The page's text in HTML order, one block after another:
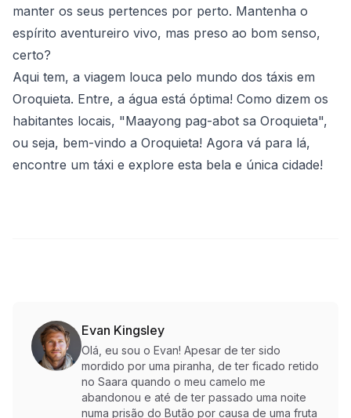
manter os seus pertences por perto. Mantenha o
espírito aventureiro vivo, mas preso ao bom senso,
certo?
Aqui tem, a viagem louca pelo mundo dos táxis em
Oroquieta. Entre, a água está óptima! Como dizem os
habitantes locais, "Maayong pag-abot sa Oroquieta",
ou seja, bem-vindo a Oroquieta! Agora vá para lá,
encontre um táxi e explore esta bela e única cidade!
Evan Kingsley
Olá, eu sou o Evan! Apesar de ter sido
mordido por uma piranha, de ter ficado retido
no Saara quando o meu camelo me
abandonou e até de ter passado uma noite
numa prisão do Butão por causa de uma fruta